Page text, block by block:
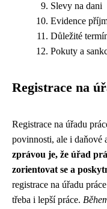
Slevy na dani
Evidence
Důležité
Pokuty a
Registrace na
Registrace na úřadu
povinnosti, ale i daňové
zprávou je, že úřad
zorientovat se a
registrace na úřadu
třeba i lepší práce.